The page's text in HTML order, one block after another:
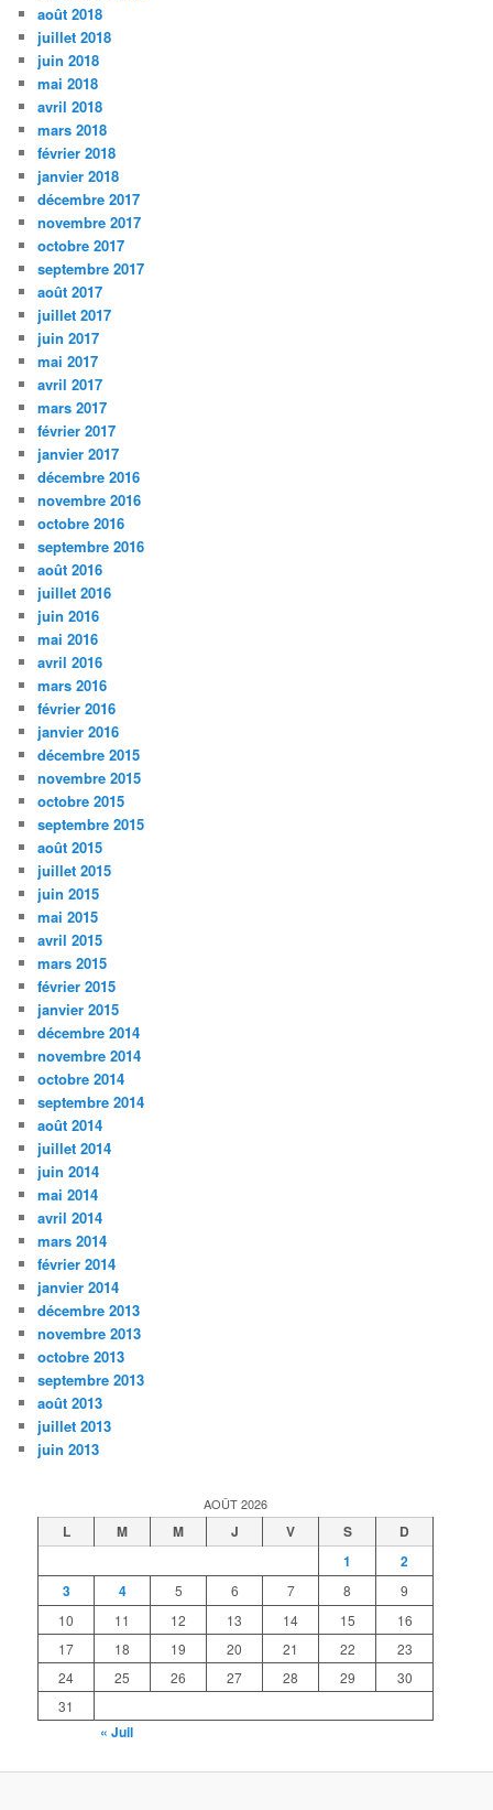
août 2018
juillet 2018
juin 2018
mai 2018
avril 2018
mars 2018
février 2018
janvier 2018
décembre 2017
novembre 2017
octobre 2017
septembre 2017
août 2017
juillet 2017
juin 2017
mai 2017
avril 2017
mars 2017
février 2017
janvier 2017
décembre 2016
novembre 2016
octobre 2016
septembre 2016
août 2016
juillet 2016
juin 2016
mai 2016
avril 2016
mars 2016
février 2016
janvier 2016
décembre 2015
novembre 2015
octobre 2015
septembre 2015
août 2015
juillet 2015
juin 2015
mai 2015
avril 2015
mars 2015
février 2015
janvier 2015
décembre 2014
novembre 2014
octobre 2014
septembre 2014
août 2014
juillet 2014
juin 2014
mai 2014
avril 2014
mars 2014
février 2014
janvier 2014
décembre 2013
novembre 2013
octobre 2013
septembre 2013
août 2013
juillet 2013
juin 2013
AOÛT 2026
L M M J V S
D
1
2
3
4 5 6 7 8
9
10
11 12 13 14 15
16
17
18 19 20 21 22
23
24
25 26 27 28 29
30
31
« Juil